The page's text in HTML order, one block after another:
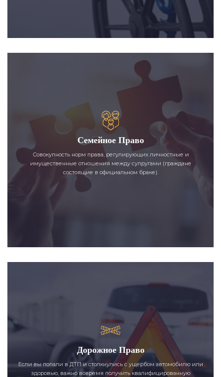
Семейное Право
Совокупность норм права, регулирующих личностные и
имущественные отношения между супругами (граждане
состоящие в официальном браке).
Дорожное Право
Если вы попали в ДТП и столкнулись с ущербом автомобилю или
здоровью, важно вовремя получить квалифицированную